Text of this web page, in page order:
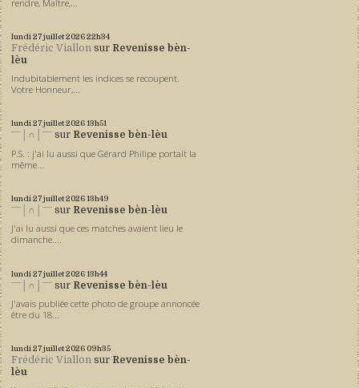
rendre, Maître,...
lundi 27juillet 202622h34
Frédéric Viallon sur Revenisse bèn-
lèu
Indubitablement les indices se recoupent.
Votre Honneur,...
lundi 27juillet 202613h51
ˉˉˉ│∩│ˉˉˉ sur Revenisse bèn-lèu
P.S. : j'ai lu aussi que Gérard Philipe portait la
même...
lundi 27juillet 202613h49
ˉˉˉ│∩│ˉˉˉ sur Revenisse bèn-lèu
J'ai lu aussi que ces matches avaient lieu le
dimanche....
lundi 27juillet 202613h44
ˉˉˉ│∩│ˉˉˉ sur Revenisse bèn-lèu
J'avais publiée cette photo de groupe annoncée
être du 18...
lundi 27juillet 2026 09h35
Frédéric Viallon sur Revenisse bèn-
lèu